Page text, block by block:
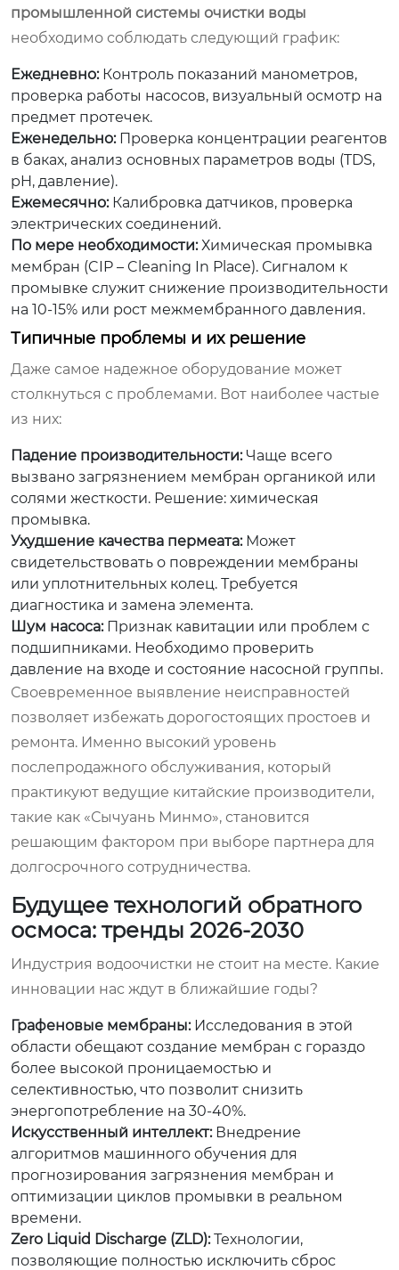
промышленной системы очистки воды
необходимо соблюдать следующий график:
Ежедневно:Контроль показаний манометров,
проверка работы насосов, визуальный осмотр на
предмет протечек.
Еженедельно:Проверка концентрации реагентов
в баках, анализ основных параметров воды (TDS,
pH, давление).
Ежемесячно:Калибровка датчиков, проверка
электрических соединений.
По мере необходимости:Химическая промывка
мембран (CIP – Cleaning In Place). Сигналом к
промывке служит снижение производительности
на 10-15% или рост межмембранного давления.
Типичные проблемы и их решение
Даже самое надежное оборудование может
столкнуться с проблемами. Вот наиболее частые
из них:
Падение производительности:Чаще всего
вызвано загрязнением мембран органикой или
солями жесткости. Решение: химическая
промывка.
Ухудшение качества пермеата:Может
свидетельствовать о повреждении мембраны
или уплотнительных колец. Требуется
диагностика и замена элемента.
Шум насоса:Признак кавитации или проблем с
подшипниками. Необходимо проверить
давление на входе и состояние насосной группы.
Своевременное выявление неисправностей
позволяет избежать дорогостоящих простоев и
ремонта. Именно высокий уровень
послепродажного обслуживания, который
практикуют ведущие китайские производители,
такие как «Сычуань Минмо», становится
решающим фактором при выборе партнера для
долгосрочного сотрудничества.
Будущее технологий обратного
осмоса: тренды 2026-2030
Индустрия водоочистки не стоит на месте. Какие
инновации нас ждут в ближайшие годы?
Графеновые мембраны:Исследования в этой
области обещают создание мембран с гораздо
более высокой проницаемостью и
селективностью, что позволит снизить
энергопотребление на 30-40%.
Искусственный интеллект:Внедрение
алгоритмов машинного обучения для
прогнозирования загрязнения мембран и
оптимизации циклов промывки в реальном
времени.
Zero Liquid Discharge (ZLD):Технологии,
позволяющие полностью исключить сброс